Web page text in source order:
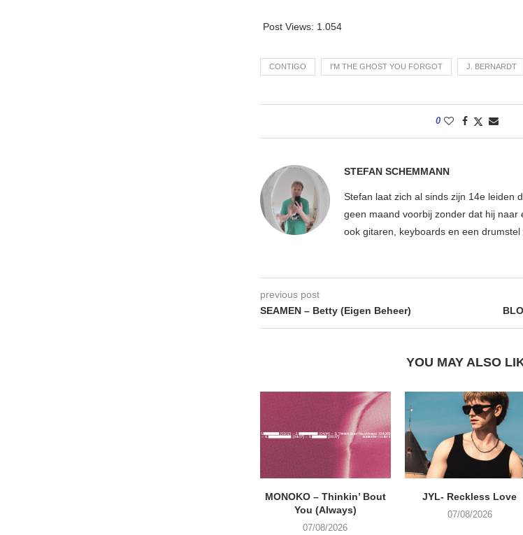
Post Views: 1.054
CONTIGO I'M THE GHOST YOU FORGOT J. BERNARDT
0
STEFAN SCHEMMANN
Stefan laat zich al sinds zijn 14e leiden
geen maand voorbij zonder dat hij naar
ook gitaren, keyboards en een
previous post
SEAMEN – Betty (Eigen Beheer)
YOU MAY ALSO
MONOKO – Thinkin’ Bout
You (Always)
07/08/2026
JYL- Reckless Love
07/08/2026